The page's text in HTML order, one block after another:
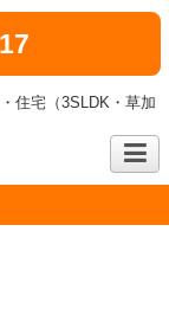
住宅（3SLDK・草加